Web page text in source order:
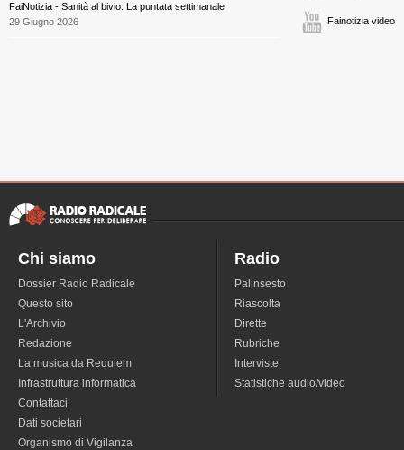
FaiNotizia - Sanità al bivio. La puntata settimanale
29 Giugno 2026
Fainotizia video
Chi siamo
Dossier Radio Radicale
Questo sito
L'Archivio
Redazione
La musica da Requiem
Infrastruttura informatica
Contattaci
Dati societari
Organismo di Vigilanza
Radio
Palinsesto
Riascolta
Dirette
Rubriche
Interviste
Statistiche audio/video